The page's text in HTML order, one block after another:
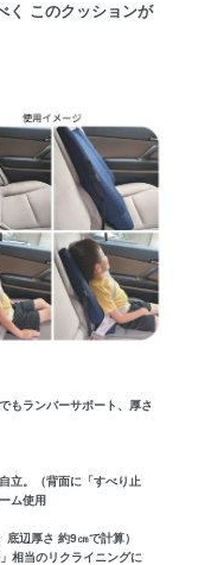
く このクッションが
もランバーサポート、厚さ
立。（背面に「すべり止
ム使用
辺厚さ 約9㎝で計算）
相当のリクライニングに